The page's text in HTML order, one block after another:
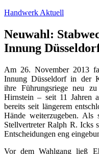
Handwerk Aktuell
Neuwahl:
Innung
Am 26. November 2013
Innung Düsseldorf in der
ihre Führungsriege neu zu
Hirnstein – seit 11 Jahren
bereits seit längerem
Hände weiterzugeben. Als
Stellvertreter Ralph R. Icks
Entscheidungen eng
Vor dem Wahlgang ließ